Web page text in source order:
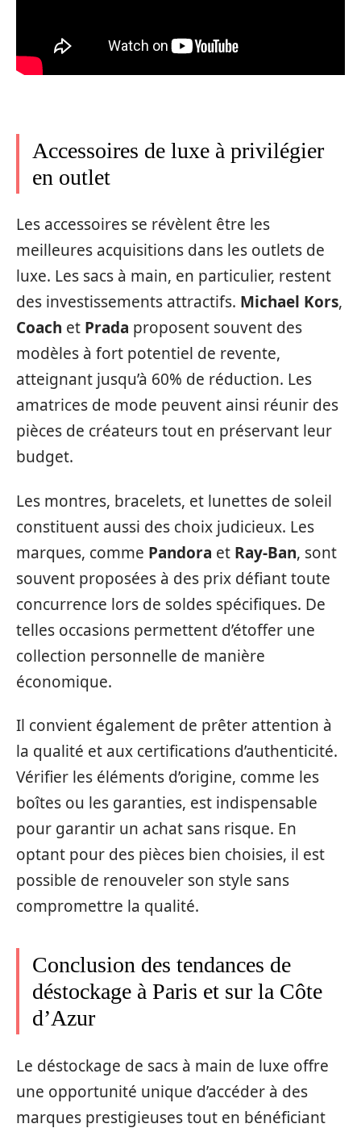
Accessoires de luxe à privilégier
en outlet
Les accessoires se révèlent être les
meilleures acquisitions dans les outlets de
luxe. Les sacs à main, en particulier, restent
des investissements attractifs. Michael Kors,
Coach et Prada proposent souvent des
modèles à fort potentiel de revente,
atteignant jusqu’à 60% de réduction. Les
amatrices de mode peuvent ainsi réunir des
pièces de créateurs tout en préservant leur
budget.
Les montres, bracelets, et lunettes de soleil
constituent aussi des choix judicieux. Les
marques, comme Pandora et Ray-Ban, sont
souvent proposées à des prix défiant toute
concurrence lors de soldes spécifiques. De
telles occasions permettent d’étoffer une
collection personnelle de manière
économique.
Il convient également de prêter attention à
la qualité et aux certifications d’authenticité.
Vérifier les éléments d’origine, comme les
boîtes ou les garanties, est indispensable
pour garantir un achat sans risque. En
optant pour des pièces bien choisies, il est
possible de renouveler son style sans
compromettre la qualité.
Conclusion des tendances de
déstockage à Paris et sur la Côte
d’Azur
Le déstockage de sacs à main de luxe offre
une opportunité unique d’accéder à des
marques prestigieuses tout en bénéficiant